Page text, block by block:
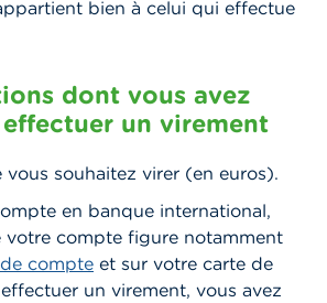
bien à celui qui effectue
dont vous avez
un virement
souhaitez virer (en euros).
en banque international,
votre compte figure notamment
compte et sur votre carte de
un virement, vous avez